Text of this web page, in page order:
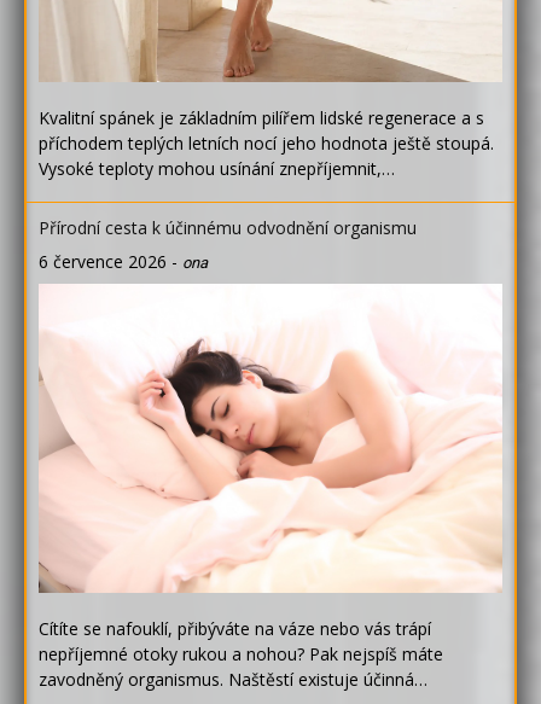
Kvalitní spánek je základním pilířem lidské regenerace a s
příchodem teplých letních nocí jeho hodnota ještě stoupá.
Vysoké teploty mohou usínání znepříjemnit,…
Přírodní cesta k účinnému odvodnění organismu
6 července 2026 - ona
Cítíte se nafouklí, přibýváte na váze nebo vás trápí
nepříjemné otoky rukou a nohou? Pak nejspíš máte
zavodněný organismus. Naštěstí existuje účinná…